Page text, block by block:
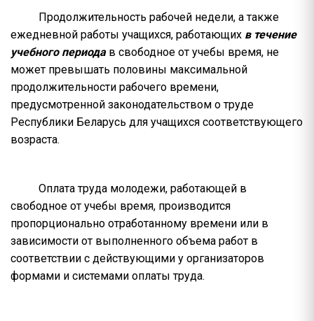
Продолжительность рабочей недели, а также
ежедневной работы учащихся, работающих в течение
учебного периодав свободное от учебы время, не
может превышать половины максимальной
продолжительности рабочего времени,
предусмотренной законодательством о труде
Республики Беларусь для учащихся соответствующего
возраста.
Оплата труда молодежи, работающей в
свободное от учебы время, производится
пропорционально отработанному времени или в
зависимости от выполненного объема работ в
соответствии с действующими у организаторов
формами и системами оплаты труда.